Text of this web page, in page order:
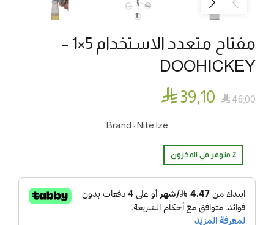
مفتاح متعدد الاستخدام 5×1 –
DOOHICKEY
 46٫00  39٫10
Brand : Nite lze
2 متوفر في المخزون